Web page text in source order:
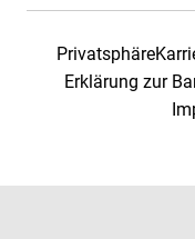
Privatsphäre
Erklärung zur